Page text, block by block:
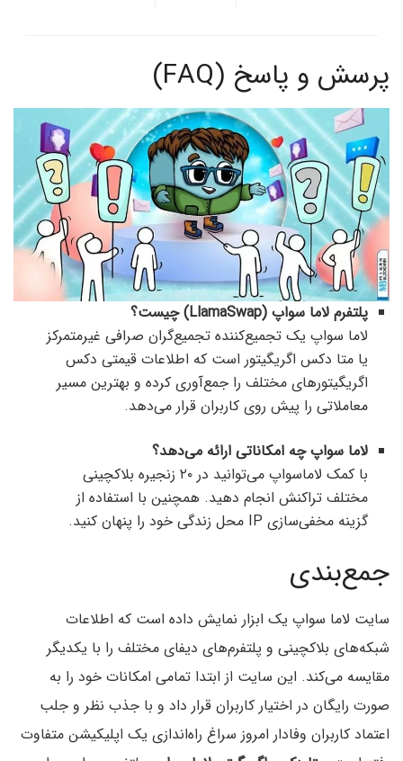
پرسش و پاسخ (FAQ)
پلتفرم لاما سواپ (LlamaSwap) چیست؟
لاما سواپ یک تجمیع‌کننده تجمیع‌گران صرافی غیرمتمرکز
یا متا دکس اگریگیتور است که اطلاعات قیمتی دکس
اگریگیتورهای مختلف را جمع‌آوری کرده و بهترین مسیر
معاملاتی را پیش روی کاربران قرار می‌دهد.
لاما سواپ چه امکاناتی ارائه می‌دهد؟
با کمک لاماسواپ می‌توانید در ۲۰ زنجیره بلاکچینی
مختلف تراکنش انجام دهید. همچنین با استفاده از
گزینه مخفی‌سازی IP محل زندگی خود را پنهان کنید.
جمع‌بندی
سایت لاما سواپ یک ابزار نمایش داده است که اطلاعات
شبکه‌های بلاکچینی و پلتفرم‌های دیفای مختلف را با یکدیگر
مقایسه می‌کند. این سایت از ابتدا تمامی امکانات خود را به
صورت رایگان در اختیار کاربران قرار داد و با جذب نظر و جلب
اعتماد کاربران وفادار امروز سراغ راه‌اندازی یک اپلیکیشن متفاوت